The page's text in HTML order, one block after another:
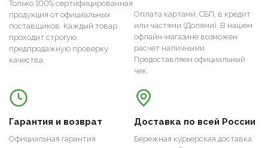
Только 100% сертифицированная
продукция от официальных
поставщиков. Каждый товар
проходит строгую
предпродажную проверку
качества.
Оплата картами, СБП, в кредит
или частями (Долями). В нашем
офлайн-магазине возможен
расчет наличными.
Предоставляем официальный
чек.
Гарантия и возврат
Официальная гарантия
Доставка по всей России
Бережная курьерская доставка